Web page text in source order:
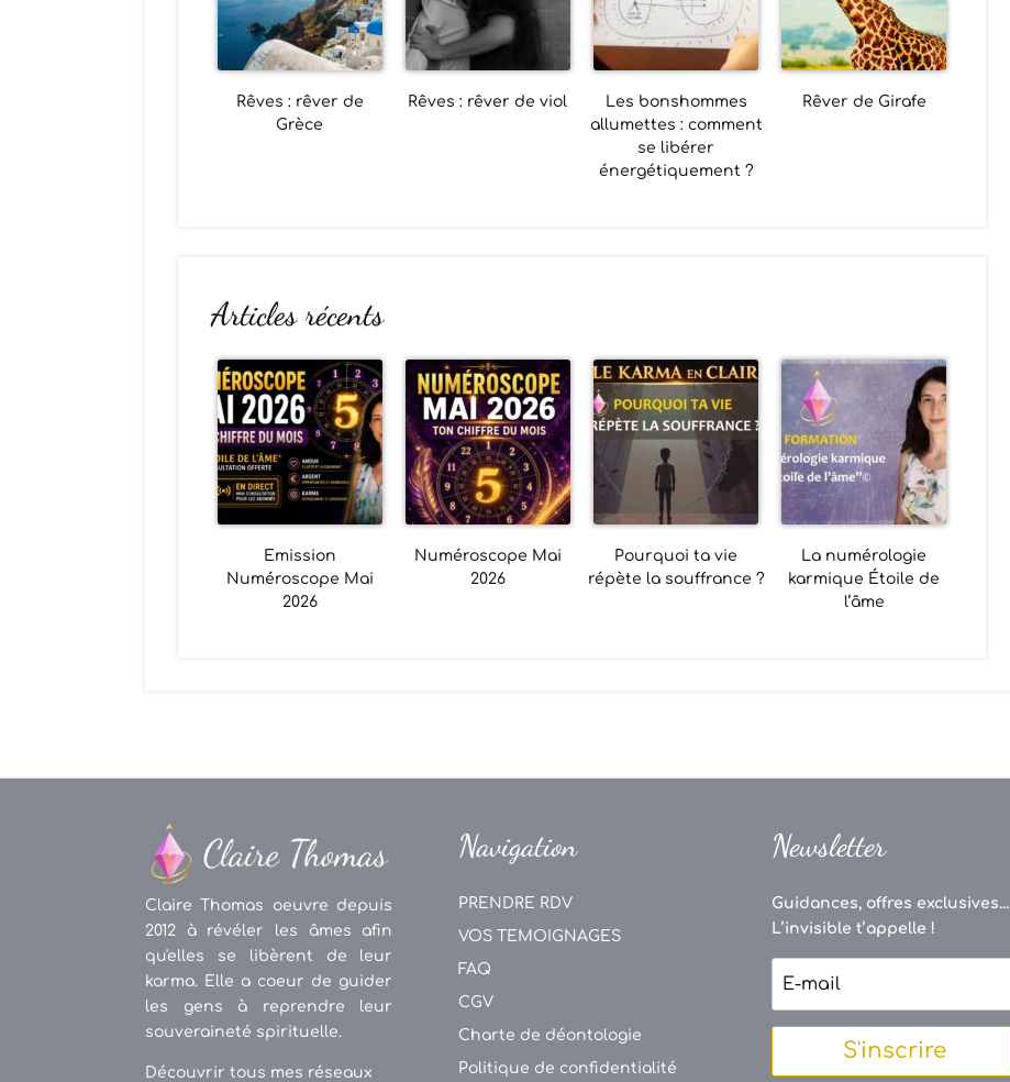
Rêves : rêver de
Grèce
Rêves : rêver de viol
Les bonshommes
allumettes : comment
se libérer
énergétiquement ?
Rêver de Girafe
Articles récents
Emission
Numéroscope Mai
2026
Numéroscope Mai
2026
Pourquoi ta vie
répète la souffrance ?
La numérologie
karmique Étoile de
l’âme
Claire Thomas oeuvre depuis
2012 à révéler les âmes afin
qu'elles se libèrent de leur
karma. Elle a coeur de guider
les gens à reprendre leur
souveraineté spirituelle.
Découvrir tous mes réseaux
Navigation
PRENDRE RDV
VOS TEMOIGNAGES
FAQ
CGV
Charte de déontologie
Politique de confidentialité
Newsletter
Guidances, offres exclusives...
L’invisible t’appelle !
S'inscrire